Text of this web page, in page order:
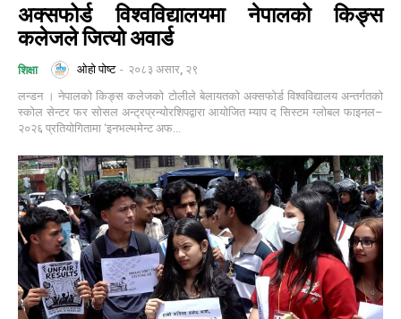
अक्सफोर्ड विश्वविद्यालयमा नेपालको किङ्स
कलेजले जित्यो अवार्ड
शिक्षा ओहो पोष्ट - २०८३ असार, २९
लन्डन । नेपालको किङ्स कलेजको टोलीले बेलायतको अक्सफोर्ड विश्वविद्यालय अन्तर्गतको
स्कोल सेन्टर फर सोसल अन्ट्रप्रन्योरशिपद्वारा आयोजित म्याप द सिस्टम ग्लोबल फाइनल–
२०२६ प्रतियोगितामा ‘इनभल्भमेन्ट अफ...